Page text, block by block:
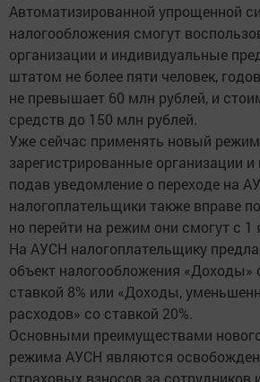
Автоматизированной упрощенной
налогообложения смогут
организации и индивидуальные
штатом не более пяти человек,
не превышает 60 млн рублей, и
средств до 150 млн рублей.
Уже сейчас применять новый
зарегистрированные организации
подав уведомление о переходе на
налогоплательщики также вправе
но перейти на режим они смогут с 1
На АУСН налогоплательщику
объект налогообложения «Доходы»
ставкой 8% или «Доходы,
расходов» со ставкой 20%.
Основными преимуществами
режима АУСН являются
страховых взносов за сотрудников